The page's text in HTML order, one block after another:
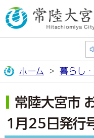
ホーム 暮らし
常陸大宮市
1月25日発行